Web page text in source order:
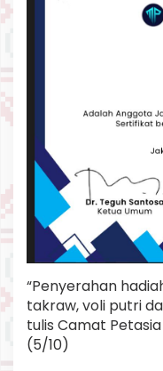
B
r
a
r
a
“Penyerahan
takraw, voli putri
tulis Camat
(5/10)